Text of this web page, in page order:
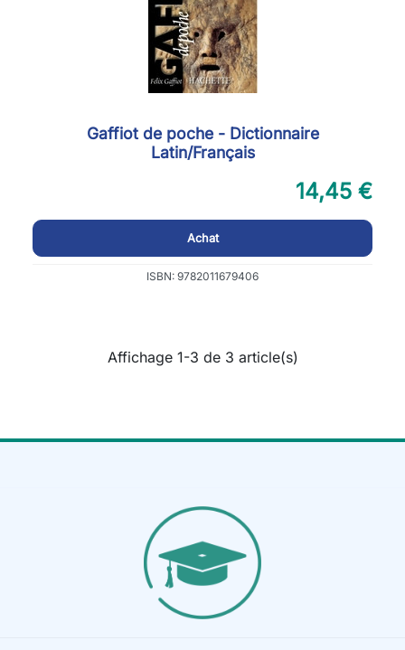
Gaffiot de poche - Dictionnaire
Latin/Français
14,45 €
Achat
ISBN: 9782011679406
Affichage 1-3 de 3 article(s)